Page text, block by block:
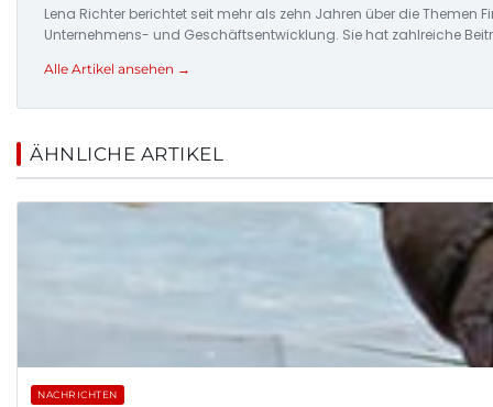
Lena Richter berichtet seit mehr als zehn Jahren über die
Unternehmens- und Geschäftsentwicklung. Sie hat zahlreiche
Alle Artikel ansehen →
ÄHNLICHE ARTIKEL
NACHRICHTEN